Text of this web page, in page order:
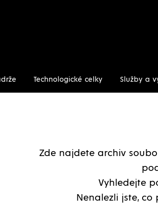
Technologické celky Služby a
Certifikáty
Zde najdete archiv
Vyhledejte
Nenalezli jste,